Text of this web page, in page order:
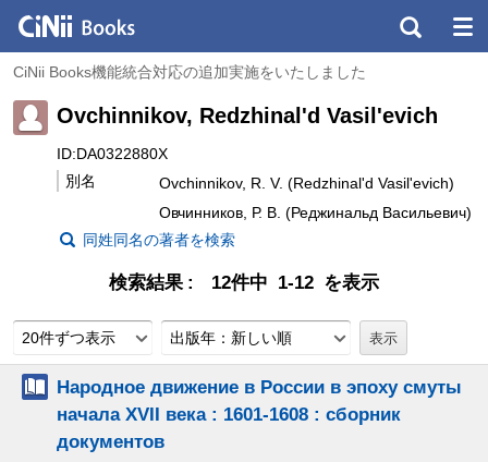
CiNii Books機能統合対応の追加実施をいたしました
Ovchinnikov, Redzhinalʹd Vasilʹevich
ID:DA0322880X
別名
Ovchinnikov, R. V. (Redzhinalʹd Vasilʹevich)
Овчинников, Р. В. (Реджинальд Васильевич)
同姓同名の著者を検索
検索結果 12件中 1-12 を表示
20件ずつ表示 出版年：新しい順
Народное движение в России в эпоху смуты
начала XVII века : 1601-1608 : сборник
документов